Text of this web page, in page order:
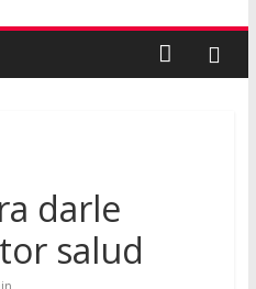
con rehabilitación de carretera
darle
salud